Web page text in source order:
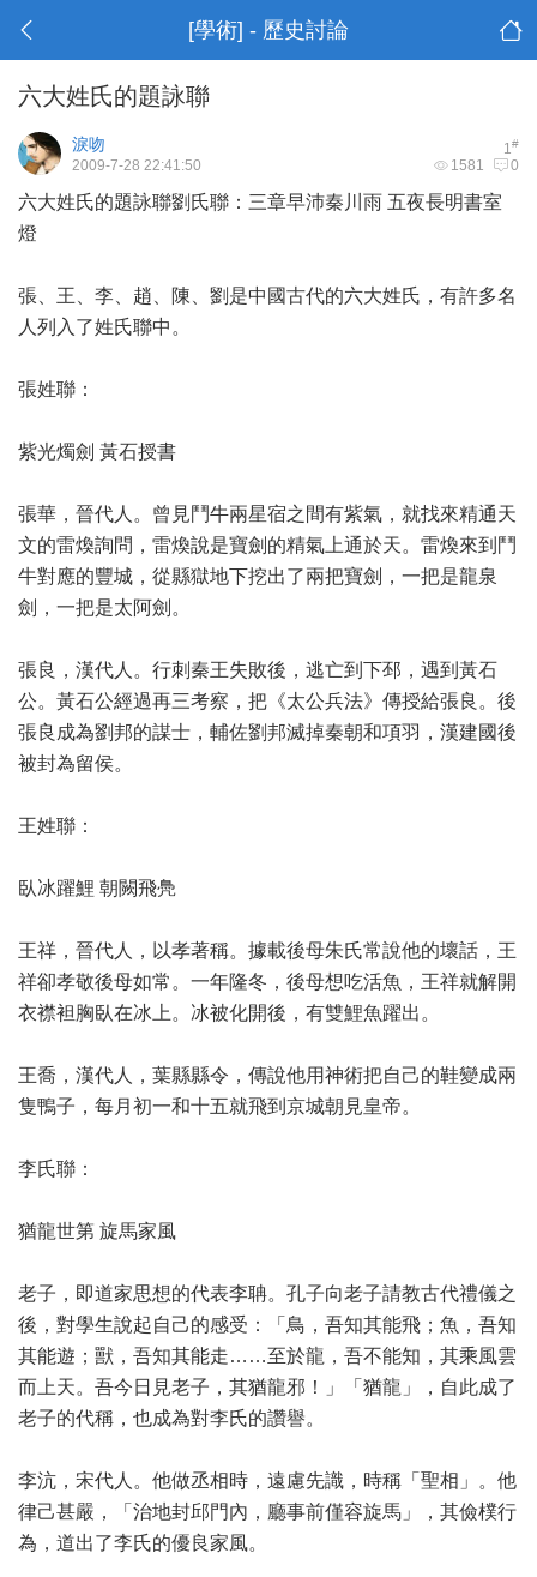
[學術] - 歷史討論
六大姓氏的題詠聯
1#
淚吻
1581 0
2009-7-28 22:41:50
六大姓氏的題詠聯劉氏聯：三章早沛秦川雨 五夜長明書室
燈
張、王、李、趙、陳、劉是中國古代的六大姓氏，有許多名
人列入了姓氏聯中。
張姓聯：
紫光燭劍 黃石授書
張華，晉代人。曾見鬥牛兩星宿之間有紫氣，就找來精通天
文的雷煥詢問，雷煥說是寶劍的精氣上通於天。雷煥來到鬥
牛對應的豐城，從縣獄地下挖出了兩把寶劍，一把是龍泉
劍，一把是太阿劍。
張良，漢代人。行刺秦王失敗後，逃亡到下邳，遇到黃石
公。黃石公經過再三考察，把《太公兵法》傳授給張良。後
張良成為劉邦的謀士，輔佐劉邦滅掉秦朝和項羽，漢建國後
被封為留侯。
王姓聯：
臥冰躍鯉 朝闕飛鳧
王祥，晉代人，以孝著稱。據載後母朱氏常說他的壞話，王
祥卻孝敬後母如常。一年隆冬，後母想吃活魚，王祥就解開
衣襟袒胸臥在冰上。冰被化開後，有雙鯉魚躍出。
王喬，漢代人，葉縣縣令，傳說他用神術把自己的鞋變成兩
隻鴨子，每月初一和十五就飛到京城朝見皇帝。
李氏聯：
猶龍世第 旋馬家風
老子，即道家思想的代表李聃。孔子向老子請教古代禮儀之
後，對學生說起自己的感受：「鳥，吾知其能飛；魚，吾知
其能遊；獸，吾知其能走……至於龍，吾不能知，其乘風雲
而上天。吾今日見老子，其猶龍邪！」「猶龍」，自此成了
老子的代稱，也成為對李氏的讚譽。
李沆，宋代人。他做丞相時，遠慮先識，時稱「聖相」。他
律己甚嚴，「治地封邱門內，廳事前僅容旋馬」，其儉樸行
為，道出了李氏的優良家風。